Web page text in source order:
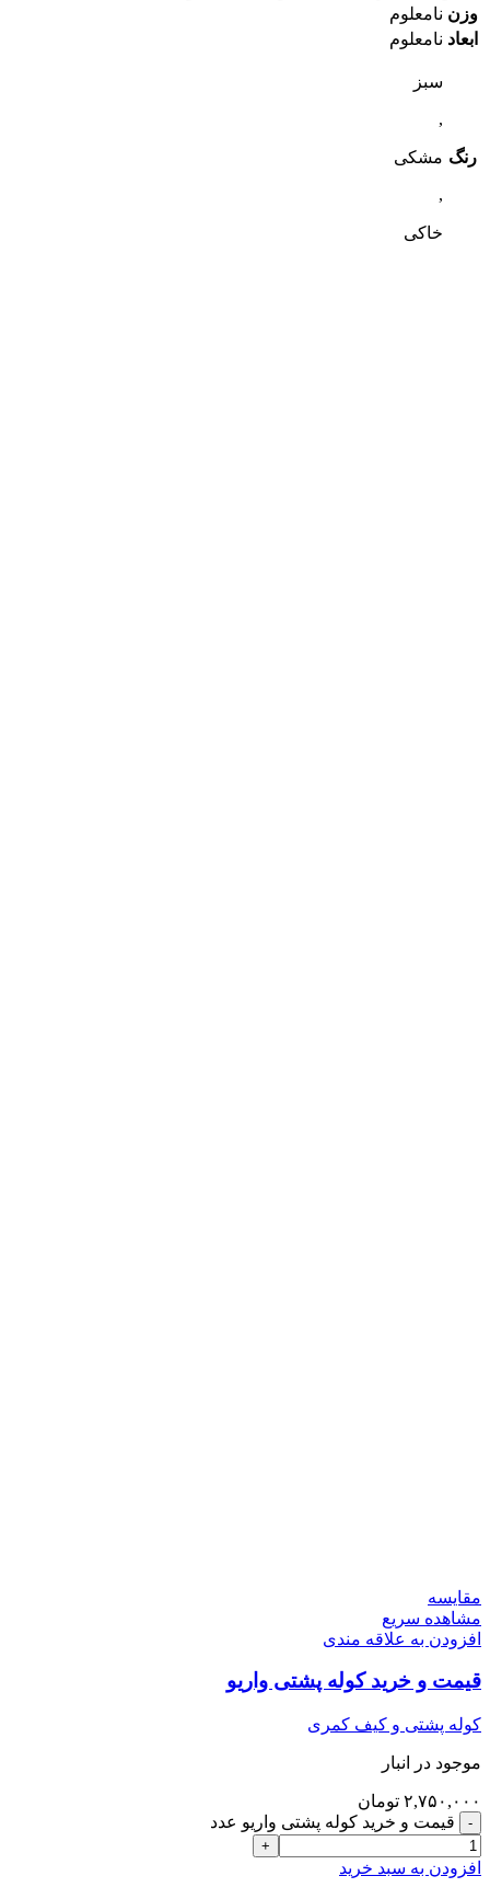
وزن نامعلوم
ابعاد نامعلوم
رنگ
سبز
,
مشکی
,
خاکی
مقایسه
مشاهده سریع
افزودن به علاقه مندی
قیمت و خرید کوله پشتی واریو
کوله پشتی و کیف کمری
موجود در انبار
۲,۷۵۰,۰۰۰ تومان
قیمت و خرید کوله پشتی واریو عدد
افزودن به سبد خرید